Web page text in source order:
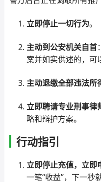
立即停止一切行为。
主动到公安机关自首
案并如实供述的，可
主动退缴全部违法所
立即聘请专业刑事律
略和辩护方案。
行动指引
立即停止充值，立即
一笔“收益”，下一秒